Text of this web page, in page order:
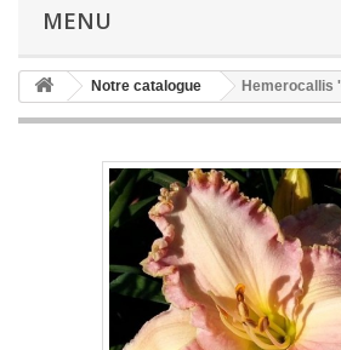
MENU
Notre catalogue Hemerocallis